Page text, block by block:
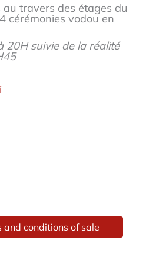
au travers des étages du
cérémonies vodou en
20H suivie de la réalité
and conditions of sale